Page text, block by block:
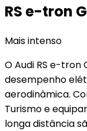
RS e-tron
Mais intenso
O Audi RS e-
desempenho
aerodinâmica.
Turismo e
longa distância